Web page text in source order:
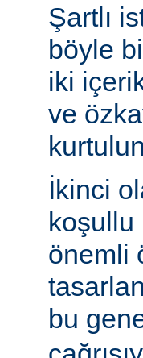
Şartlı
böyle
iki
ve
İkinci
koşullu
önemli
bu